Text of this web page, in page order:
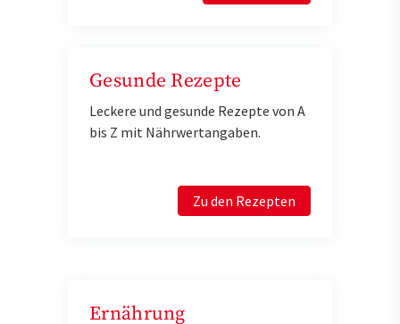
Gesunde Rezepte
Leckere und gesunde Rezepte von A
bis Z mit Nährwertangaben.
Zu den Rezepten
Ernährung